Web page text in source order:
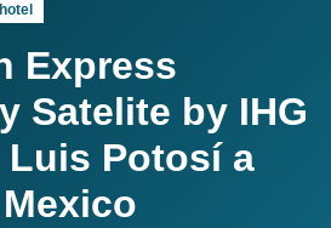
Express
Satelite by IHG
Luis Potosí a